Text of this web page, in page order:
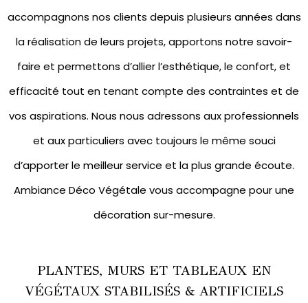
accompagnons nos clients depuis plusieurs années dans
la réalisation de leurs projets, apportons notre savoir-
faire et permettons d’allier l’esthétique, le confort, et
efficacité tout en tenant compte des contraintes et de
vos aspirations. Nous nous adressons aux professionnels
et aux particuliers avec toujours le même souci
d’apporter le meilleur service et la plus grande écoute.
Ambiance Déco Végétale vous accompagne pour une
décoration sur-mesure.
PLANTES, MURS ET TABLEAUX EN
VÉGÉTAUX STABILISÉS & ARTIFICIELS